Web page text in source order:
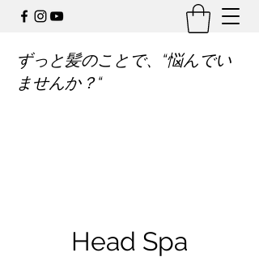
ずっと髪のことで、“悩んでい
ませんか？“
Head Spa